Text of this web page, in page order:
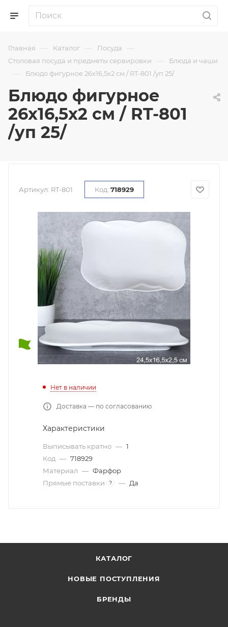
Главная — Каталог — Посуда —
Столовая посуда и предметы сервировки — Блюда и чаши
— Блюдо фигурное 26х16,5х2 см / RT-801 /уп 25/
Блюдо фигурное
26х16,5х2 см / RT-801
/уп 25/
Артикул: RT-801 Код: 718929
Нет в наличии
Доставка — по согласованию
Характеристики
Выписывать кратно — 1
Код — 718929
Материал — Фарфор
Прямые поставки
? — Да
КАТАЛОГ
НОВЫЕ ПОСТУПЛЕНИЯ
БРЕНДЫ